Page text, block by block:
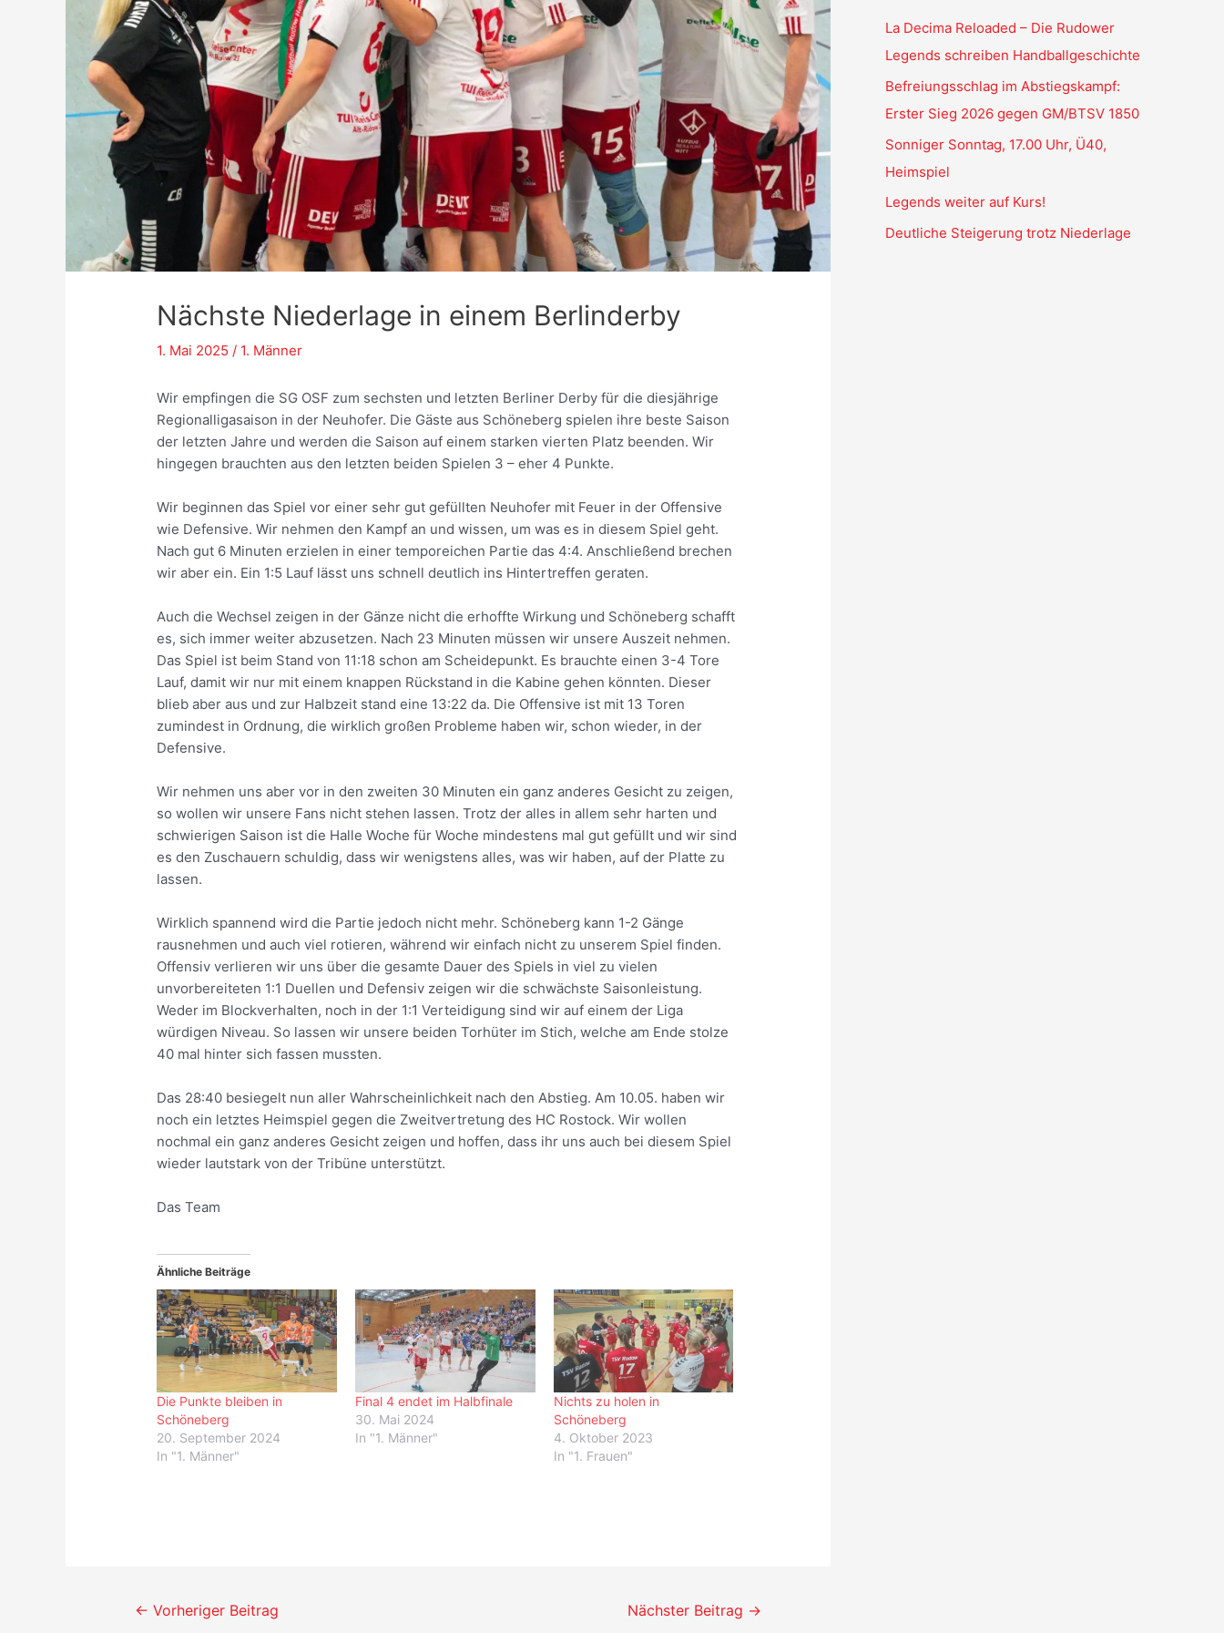
Nächste Niederlage in einem Berlinderby
1. Mai 2025 / 1. Männer
Wir empfingen die SG OSF zum sechsten und letzten Berliner Derby für die diesjährige
Regionalligasaison in der Neuhofer. Die Gäste aus Schöneberg spielen ihre beste Saison
der letzten Jahre und werden die Saison auf einem starken vierten Platz beenden. Wir
hingegen brauchten aus den letzten beiden Spielen 3 – eher 4 Punkte.
Wir beginnen das Spiel vor einer sehr gut gefüllten Neuhofer mit Feuer in der Offensive
wie Defensive. Wir nehmen den Kampf an und wissen, um was es in diesem Spiel geht.
Nach gut 6 Minuten erzielen in einer temporeichen Partie das 4:4. Anschließend brechen
wir aber ein. Ein 1:5 Lauf lässt uns schnell deutlich ins Hintertreffen geraten.
Auch die Wechsel zeigen in der Gänze nicht die erhoffte Wirkung und Schöneberg schafft
es, sich immer weiter abzusetzen. Nach 23 Minuten müssen wir unsere Auszeit nehmen.
Das Spiel ist beim Stand von 11:18 schon am Scheidepunkt. Es brauchte einen 3-4 Tore
Lauf, damit wir nur mit einem knappen Rückstand in die Kabine gehen könnten. Dieser
blieb aber aus und zur Halbzeit stand eine 13:22 da. Die Offensive ist mit 13 Toren
zumindest in Ordnung, die wirklich großen Probleme haben wir, schon wieder, in der
Defensive.
Wir nehmen uns aber vor in den zweiten 30 Minuten ein ganz anderes Gesicht zu zeigen,
so wollen wir unsere Fans nicht stehen lassen. Trotz der alles in allem sehr harten und
schwierigen Saison ist die Halle Woche für Woche mindestens mal gut gefüllt und wir sind
es den Zuschauern schuldig, dass wir wenigstens alles, was wir haben, auf der Platte zu
lassen.
Wirklich spannend wird die Partie jedoch nicht mehr. Schöneberg kann 1-2 Gänge
rausnehmen und auch viel rotieren, während wir einfach nicht zu unserem Spiel finden.
Offensiv verlieren wir uns über die gesamte Dauer des Spiels in viel zu vielen
unvorbereiteten 1:1 Duellen und Defensiv zeigen wir die schwächste Saisonleistung.
Weder im Blockverhalten, noch in der 1:1 Verteidigung sind wir auf einem der Liga
würdigen Niveau. So lassen wir unsere beiden Torhüter im Stich, welche am Ende stolze
40 mal hinter sich fassen mussten.
Das 28:40 besiegelt nun aller Wahrscheinlichkeit nach den Abstieg. Am 10.05. haben wir
noch ein letztes Heimspiel gegen die Zweitvertretung des HC Rostock. Wir wollen
nochmal ein ganz anderes Gesicht zeigen und hoffen, dass ihr uns auch bei diesem Spiel
wieder lautstark von der Tribüne unterstützt.
Das Team
Ähnliche Beiträge
Die Punkte bleiben in
Schöneberg
20. September 2024
In "1. Männer"
Final 4 endet im Halbfinale
30. Mai 2024
In "1. Männer"
Nichts zu holen in
Schöneberg
4. Oktober 2023
In "1. Frauen"
Beitrags-
← Vorheriger Beitrag Nächster Beitrag →
La Decima Reloaded – Die Rudower
Legends schreiben Handballgeschichte
Befreiungsschlag im Abstiegskampf:
Erster Sieg 2026 gegen GM/BTSV 1850
Sonniger Sonntag, 17.00 Uhr, Ü40,
Heimspiel
Legends weiter auf Kurs!
Deutliche Steigerung trotz Niederlage